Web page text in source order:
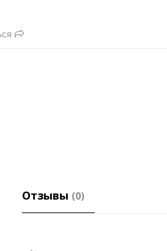
Отзывы (0)